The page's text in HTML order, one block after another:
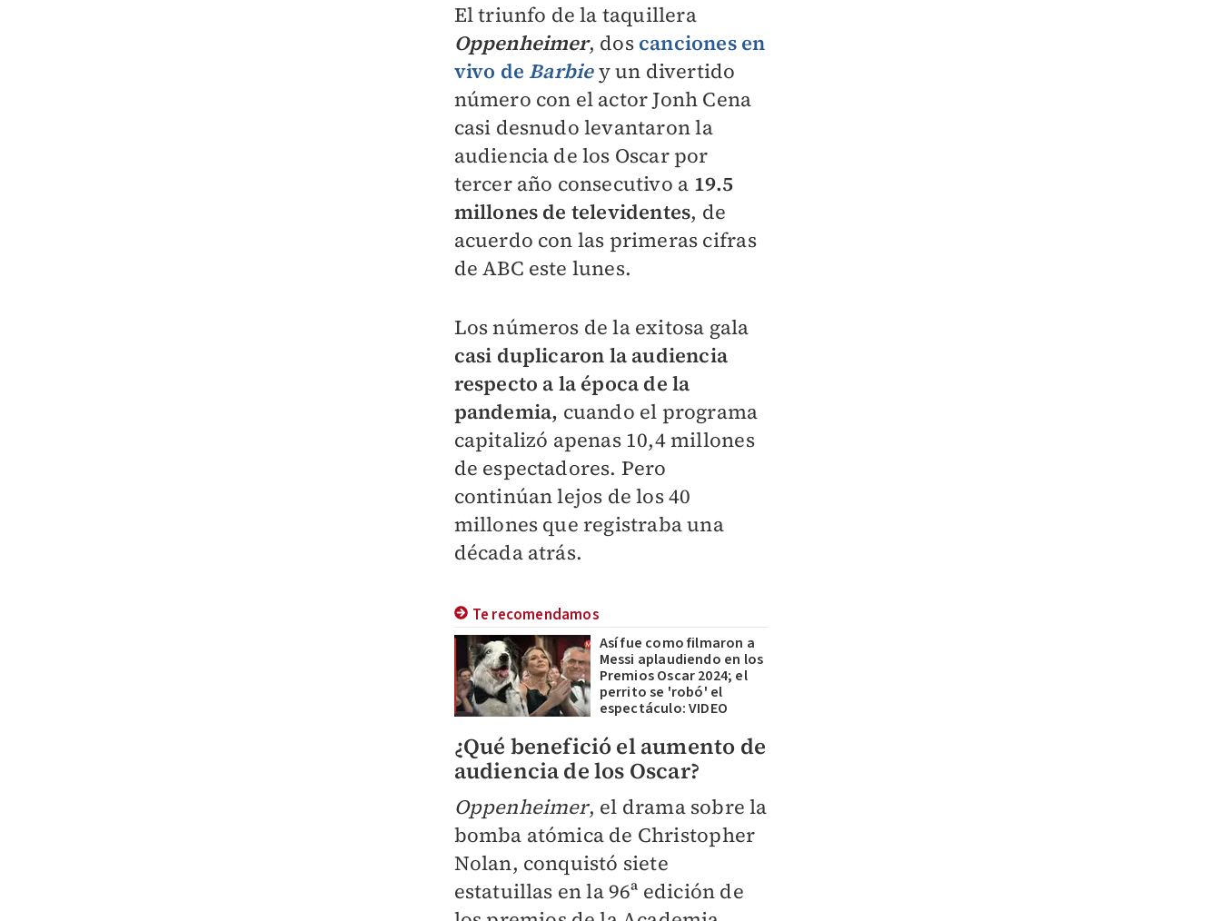
El triunfo de la taquillera
Oppenheimer, dos canciones en
vivo de Barbiey un divertido
número con el actor Jonh Cena
casi desnudo levantaron la
audiencia de los Oscar por
tercer año consecutivo a 19.5
millones de televidentes, de
acuerdo con las primeras cifras
de ABC este lunes.
Los números de la exitosa gala
casi duplicaron la audiencia
respecto a la época de la
pandemia, cuando el programa
capitalizó apenas 10,4 millones
de espectadores. Pero
continúan lejos de los 40
millones que registraba una
década atrás.
Te recomendamos
Así fue como filmaron a
Messi aplaudiendo en los
Premios Oscar 2024; el
perrito se 'robó' el
espectáculo: VIDEO
¿Qué benefició el aumento de
audiencia de los Oscar?
Oppenheimer, el drama sobre la
bomba atómica de Christopher
Nolan, conquistó siete
estatuillas en la 96ª edición de